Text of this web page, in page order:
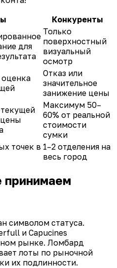
Конкуренты
для
Только
поверхностный
визуальный
осмотр
оценка
Отказ или
значительное
занижение цены
Максимум 50–
60% от реальной
стоимости
сумки
точек в 1–2 отделения на
весь город
принимаем
символом статуса.
и Capucines
рынке. Ломбард
лоты по рыночной
их подлинности.